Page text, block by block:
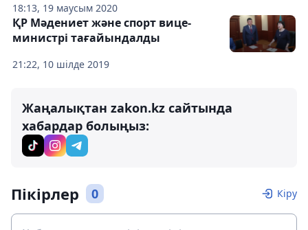
18:13, 19 маусым 2020
21:22, 10 шілде 2019
ҚР Мәдениет және спорт вице-
министрі тағайындалды
Жаңалықтан zakon.kz сайтында
хабардар болыңыз:
Пікірлер 0 Кіру